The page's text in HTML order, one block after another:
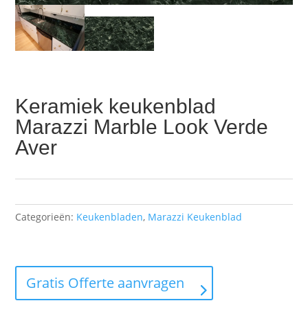
Keramiek keukenblad
Marazzi Marble Look Verde
Aver
Categorieën: Keukenbladen, Marazzi Keukenblad
Gratis Offerte aanvragen